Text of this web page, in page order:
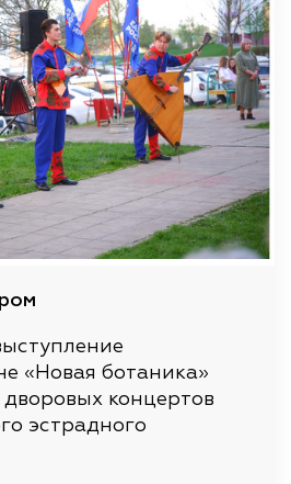
«Новая ботаника»
концертов
эстрадного